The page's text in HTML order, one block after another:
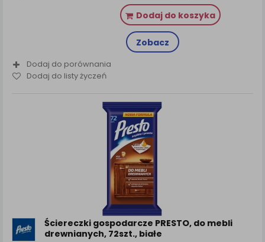
Dodaj do koszyka
Zobacz
Dodaj do porównania
Dodaj do listy życzeń
Ściereczki gospodarcze PRESTO, do mebli
drewnianych, 72szt., białe